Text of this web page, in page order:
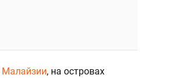
Малайзии, на островах